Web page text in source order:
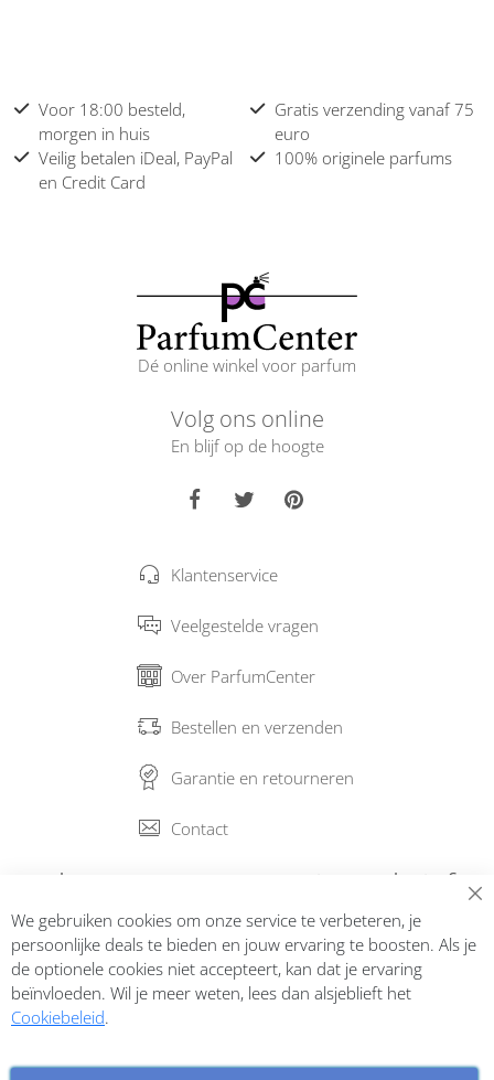
Voor 18:00 besteld,
morgen in huis
Gratis verzending vanaf 75
euro
Veilig betalen iDeal, PayPal
en Credit Card
100% originele parfums
Dé online winkel voor parfum
Volg ons online
En blijf op de hoogte
Klantenservice
Veelgestelde vragen
Over ParfumCenter
Bestellen en verzenden
Garantie en retourneren
Contact
Abonneer op onze nieuwsbrief
Inschrijven
We gebruiken cookies om onze service te verbeteren, je
persoonlijke deals te bieden en jouw ervaring te boosten. Als je
de optionele cookies niet accepteert, kan dat je ervaring
beïnvloeden. Wil je meer weten, lees dan alsjeblieft het
Cookiebeleid.